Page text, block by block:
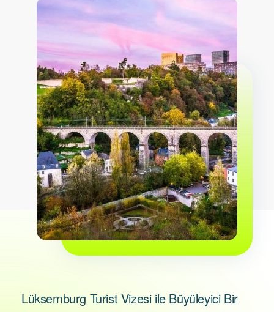
Lüksemburg Turist Vizesi ile Büyüleyici Bir